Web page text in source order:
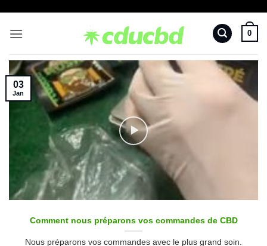
contenu
0
Comment nous préparons vos commandes de CBD
Nous préparons vos commandes avec le plus grand soin.
03
Jan